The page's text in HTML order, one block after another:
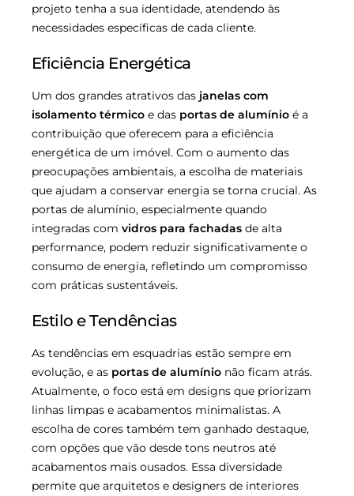
projeto tenha a sua identidade, atendendo às
necessidades específicas de cada cliente.
Eficiência Energética
Um dos grandes atrativos das janelas com
isolamento térmico e das portas de alumínio é a
contribuição que oferecem para a eficiência
energética de um imóvel. Com o aumento das
preocupações ambientais, a escolha de materiais
que ajudam a conservar energia se torna crucial. As
portas de alumínio, especialmente quando
integradas com vidros para fachadas de alta
performance, podem reduzir significativamente o
consumo de energia, refletindo um compromisso
com práticas sustentáveis.
Estilo e Tendências
As tendências em esquadrias estão sempre em
evolução, e as portas de alumínio não ficam atrás.
Atualmente, o foco está em designs que priorizam
linhas limpas e acabamentos minimalistas. A
escolha de cores também tem ganhado destaque,
com opções que vão desde tons neutros até
acabamentos mais ousados. Essa diversidade
permite que arquitetos e designers de interiores